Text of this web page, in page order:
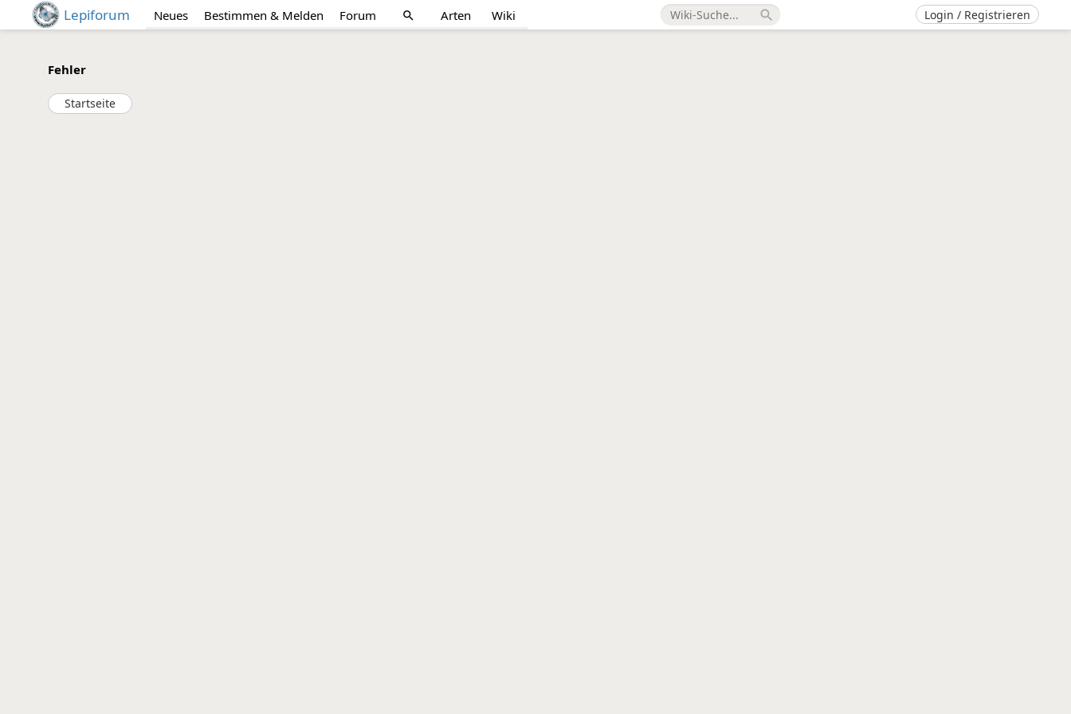
Lepiforum Neues Bestimmen & Melden Forum search Arten Wiki search Login / Registrieren
Fehler
Startseite